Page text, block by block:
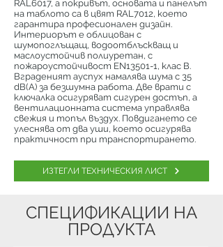
RAL6017, а покривът, основата и панелът
на таблото са в цвят RAL7012, което
гарантира професионален дизайн.
Интериорът е облицован с
шумопоглъщащ, водоотблъскващ и
маслоустойчив полиуретан, с
пожароустойчивост EN13501-1, клас B.
Вграденият ауспух намалява шума с 35
dB(A) за безшумна работа. Две врати с
ключалка осигуряват сигурен достъп, а
вентилационната система управлява
свежия и топъл въздух. Повдигането се
улеснява от два уши, което осигурява
практичност при транспортирането.
ИЗТЕГЛИ ТЕХНИЧЕСКИЯ ЛИСТ
СПЕЦИФИКАЦИИ НА
ПРОДУКТА